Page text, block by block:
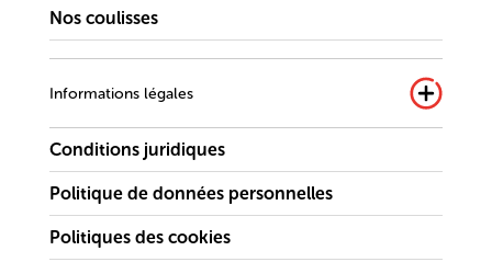
Nos coulisses
Informations légales
Conditions juridiques
Politique de données personnelles
Politiques des cookies